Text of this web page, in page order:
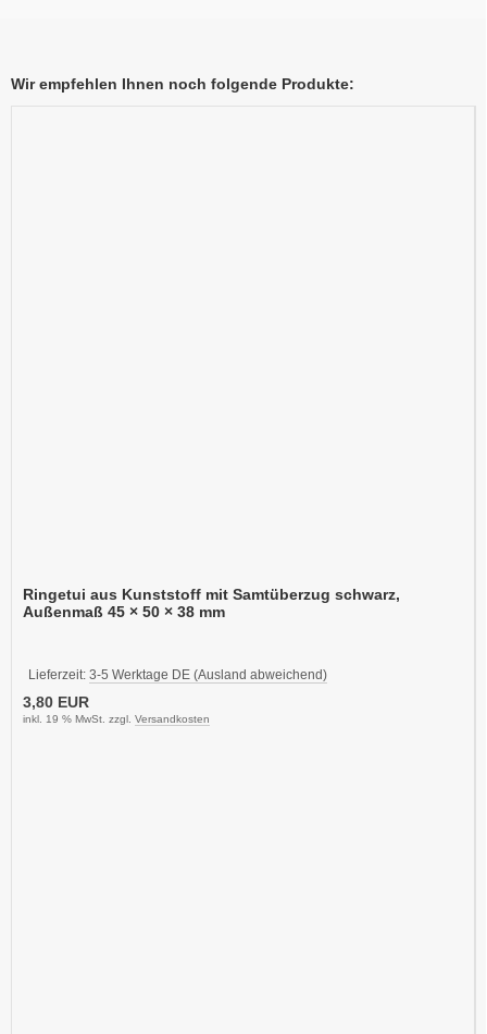
Wir empfehlen Ihnen noch folgende Produkte:
Ringetui aus Kunststoff mit Samtüberzug schwarz,
Außenmaß 45 × 50 × 38 mm
Lieferzeit: 3-5 Werktage DE (Ausland abweichend)
3,80 EUR
inkl. 19 % MwSt. zzgl. Versandkosten